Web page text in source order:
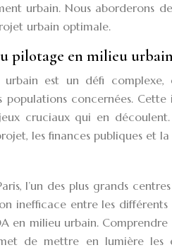
urbain. Nous aborderons
urbain optimale.
pilotage en milieu urbain
est un défi complexe,
populations concernées.
cruciaux qui en
les finances publiques et
l’un des plus grands centres
inefficace entre les
en milieu urbain.
de mettre en lumière les